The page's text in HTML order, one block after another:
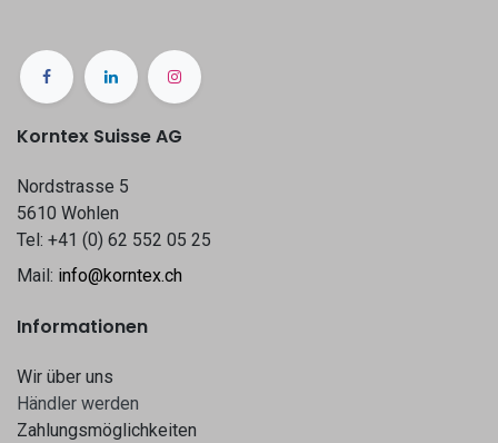
Korntex Suisse AG
Nordstrasse 5
5610 Wohlen
Tel: +41 (0) 62 552 05 25
Mail: info@korntex.ch
Informationen
Wir über uns
Hä​​ndle​​r werden​​
Zahlungsmöglichkeiten